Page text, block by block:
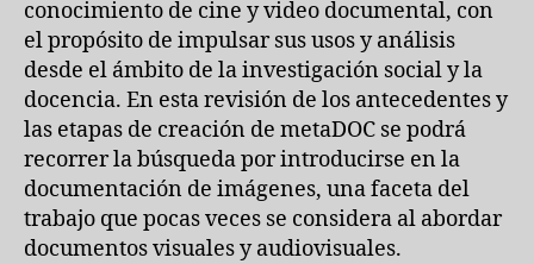
conocimiento de cine y video documental, con
el propósito de impulsar sus usos y análisis
desde el ámbito de la investigación social y la
docencia. En esta revisión de los antecedentes y
las etapas de creación de metaDOC se podrá
recorrer la búsqueda por introducirse en la
documentación de imágenes, una faceta del
trabajo que pocas veces se considera al abordar
documentos visuales y audiovisuales.